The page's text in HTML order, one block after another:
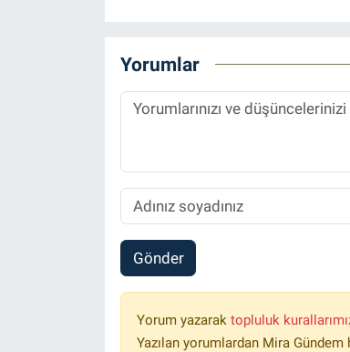
Yorumlar
Gönder
Yorum yazarak topluluk
Yazılan yorumlardan Mira